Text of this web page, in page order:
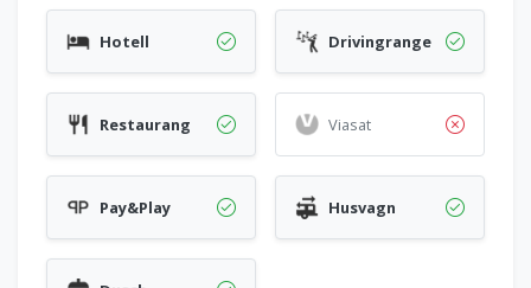
Hotell Drivingrange
Restaurang Viasat
Pay&Play Husvagn